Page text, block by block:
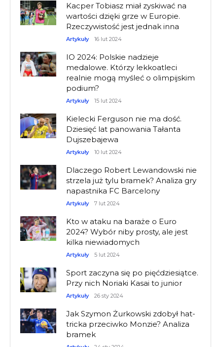
Kacper Tobiasz miał zyskiwać na
wartości dzięki grze w Europie.
Rzeczywistość jest jednak inna
Artykuły 16 lut 2024
IO 2024: Polskie nadzieje
medalowe. Którzy lekkoatleci
realnie mogą myśleć o olimpijskim
podium?
Artykuły 15 lut 2024
Kielecki Ferguson nie ma dość.
Dziesięć lat panowania Tałanta
Dujszebajewa
Artykuły 10 lut 2024
Dlaczego Robert Lewandowski nie
strzela już tylu bramek? Analiza gry
napastnika FC Barcelony
Artykuły 7 lut 2024
Kto w ataku na baraże o Euro
2024? Wybór niby prosty, ale jest
kilka niewiadomych
Artykuły 5 lut 2024
Sport zaczyna się po pięćdziesiątce.
Przy nich Noriaki Kasai to junior
Artykuły 26 sty 2024
Jak Szymon Żurkowski zdobył hat-
tricka przeciwko Monzie? Analiza
bramek